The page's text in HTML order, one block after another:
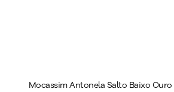
Mocassim Antonela Salto Baixo Ouro